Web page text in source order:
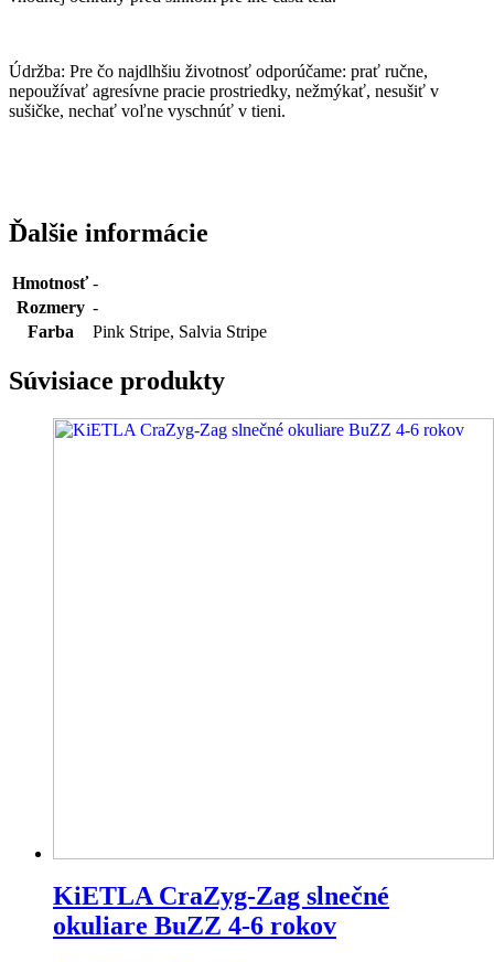
Údržba: Pre čo najdlhšiu životnosť odporúčame: prať ručne,
nepoužívať agresívne pracie prostriedky, nežmýkať, nesušiť v
sušičke, nechať voľne vyschnúť v tieni.
Ďalšie informácie
Hmotnosť -
Rozmery -
Farba
Pink Stripe, Salvia Stripe
Súvisiace produkty
KiETLA CraZyg-Zag slnečné
okuliare BuZZ 4-6 rokov